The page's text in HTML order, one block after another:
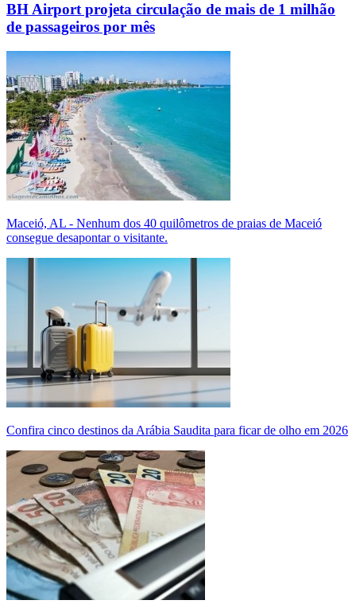
BH Airport projeta circulação de mais de 1 milhão
de passageiros por mês
Maceió, AL - Nenhum dos 40 quilômetros de praias de Maceió
consegue desapontar o visitante.
Confira cinco destinos da Arábia Saudita para ficar de olho em 2026